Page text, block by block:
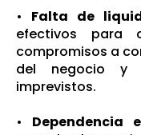
• Falta de
efectivos para
compromisos a
del negocio y
imprevistos.
• Dependencia